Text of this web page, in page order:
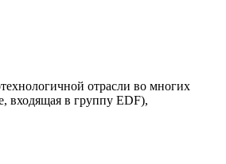
отрасли во многих
входящая в группу EDF),